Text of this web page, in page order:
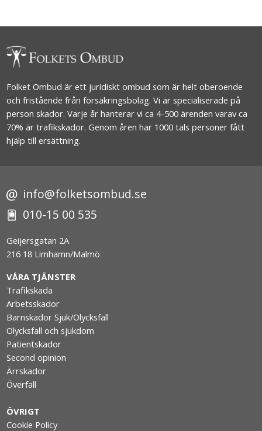
Folket Ombud är ett juridiskt ombud som är helt oberoende
och fristående från försäkringsbolag. Vi är specialiserade på
person skador. Varje år hanterar vi ca 4-500 ärenden varav ca
70% är trafikskador. Genom åren har 1000 tals personer fått
hjälp till ersättning.
info@folketsombud.se
010-15 00 535
Geijersgatan 2A
216 18 Limhamn/Malmö
VÅRA TJÄNSTER
Trafikskada
Arbetsskador
Barnskador Sjuk/Olycksfall
Olycksfall och sjukdom
Patientskador
Second opinion
Ärrskador
Överfall
ÖVRIGT
Cookie Policy